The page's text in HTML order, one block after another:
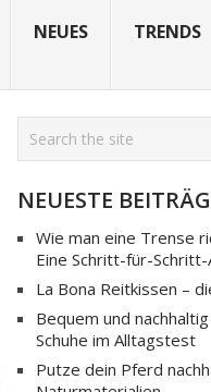
NEUES TRENDS
NEUESTE
Wie man eine Trense
Eine Schritt-für-
La Bona Reitkissen –
Bequem und
Schuhe im Alltagstest
Putze dein Pferd